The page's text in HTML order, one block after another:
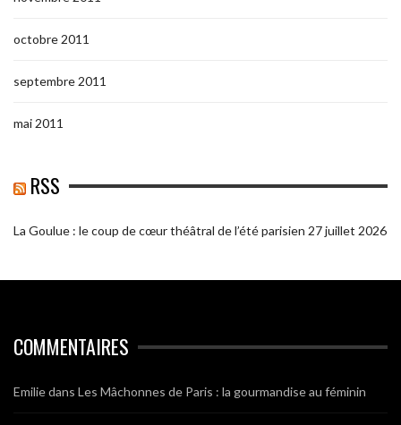
octobre 2011
septembre 2011
mai 2011
RSS
La Goulue : le coup de cœur théâtral de l’été parisien 27 juillet 2026
COMMENTAIRES
Emiliedans Les Mâchonnes de Paris : la gourmandise au féminin